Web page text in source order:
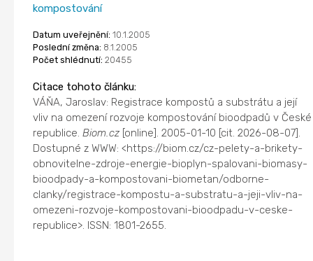
kompostování
Datum uveřejnění: 10.1.2005
Poslední změna: 8.1.2005
Počet shlédnutí: 20455
Citace tohoto článku:
VÁŇA, Jaroslav: Registrace kompostů a substrátu a její
vliv na omezení rozvoje kompostování bioodpadů v České
republice.Biom.cz [online]. 2005-01-10 [cit. 2026-08-07].
Dostupné z WWW: <https://biom.cz/cz-pelety-a-brikety-
obnovitelne-zdroje-energie-bioplyn-spalovani-biomasy-
bioodpady-a-kompostovani-biometan/odborne-
clanky/registrace-kompostu-a-substratu-a-jeji-vliv-na-
omezeni-rozvoje-kompostovani-bioodpadu-v-ceske-
republice>. ISSN: 1801-2655.